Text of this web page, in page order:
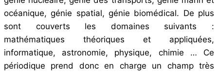
océanique, génie spatial, génie biomédical. De plus
sont couverts les domaines suivants :
mathématiques théoriques et appliquées,
informatique, astronomie, physique, chimie … Ce
périodique prend donc en charge un champ très